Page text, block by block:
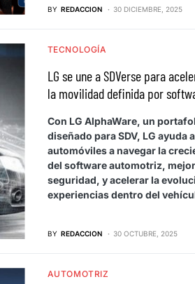
BY REDACCION 30 DICIEMBRE, 2025
TECNOLOGÍA
LG se une a SDVerse para
la movilidad definida por
Con LG AlphaWare, un
diseñado para SDV, LG ayuda
automóviles a navegar la
del software automotriz,
seguridad, y acelerar la
experiencias dentro del
BY REDACCION 30 OCTUBRE, 2025
AUTOMOTRIZ